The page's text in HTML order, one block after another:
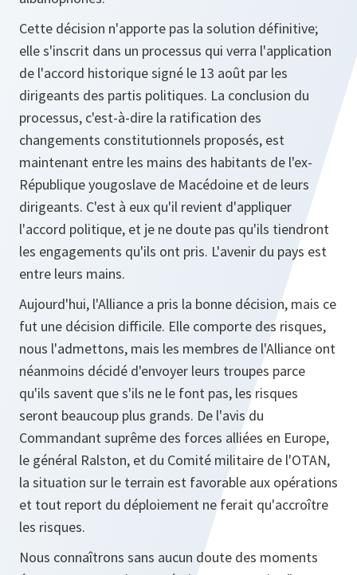
Cette décision n'apporte pas la solution définitive;
elle s'inscrit dans un processus qui verra l'application
de l'accord historique signé le 13 août par les
dirigeants des partis politiques. La conclusion du
processus, c'est-à-dire la ratification des
changements constitutionnels proposés, est
maintenant entre les mains des habitants de l'ex-
République yougoslave de Macédoine et de leurs
dirigeants. C'est à eux qu'il revient d'appliquer
l'accord politique, et je ne doute pas qu'ils tiendront
les engagements qu'ils ont pris. L'avenir du pays est
entre leurs mains.
Aujourd'hui, l'Alliance a pris la bonne décision, mais ce
fut une décision difficile. Elle comporte des risques,
nous l'admettons, mais les membres de l'Alliance ont
néanmoins décidé d'envoyer leurs troupes parce
qu'ils savent que s'ils ne le font pas, les risques
seront beaucoup plus grands. De l'avis du
Commandant suprême des forces alliées en Europe,
le général Ralston, et du Comité militaire de l'OTAN,
la situation sur le terrain est favorable aux opérations
et tout report du déploiement ne ferait qu'accroître
les risques.
Nous connaîtrons sans aucun doute des moments